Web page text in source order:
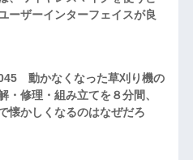
ーザーインターフェイスが良
動かなくなった草刈り機の
・修理・組み立てを８分間、
懐かしくなるのはなぜだろ